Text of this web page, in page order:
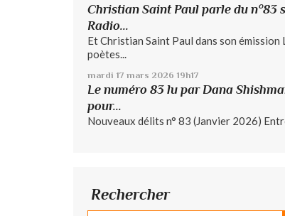
Christian Saint Paul parle du n°83
Radio...
Et Christian Saint Paul dans son émission
poètes...
mardi 17 mars 2026 19h17
Le numéro 83 lu par Dana
pour...
Nouveaux délits n° 83 (Janvier 2026)
Rechercher